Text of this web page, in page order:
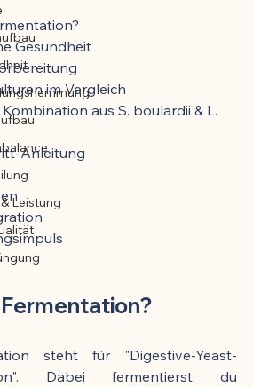
Leistung
Gesundheit
im Vergleich
aus S. boulardii & L.
Anleitung
steht für "Digestive-Yeast-
Dabei fermentierst du